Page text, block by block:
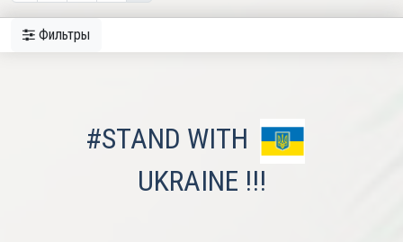
Фильтры
#STAND WITH
UKRAINE !!!